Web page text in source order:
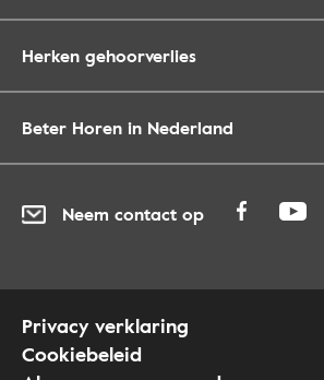
Herken gehoorverlies
Beter Horen in Nederland
Neem contact op
Privacy verklaring
Cookiebeleid